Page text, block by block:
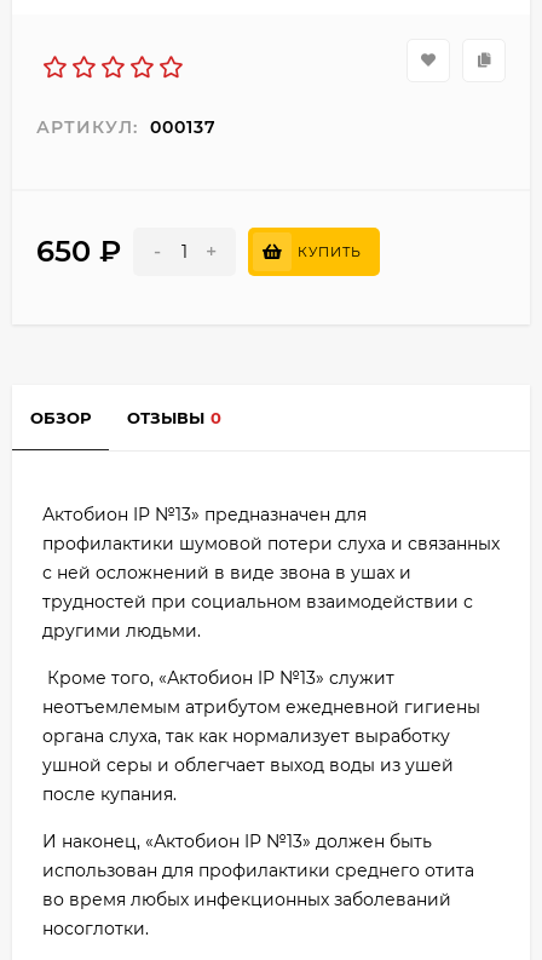
АРТИКУЛ: 000137
650 ₽ - + КУПИТЬ
ОБЗОР ОТЗЫВЫ 0
Актобион IP №13» предназначен для
профилактики шумовой потери слуха и связанных
с ней осложнений в виде звона в ушах и
трудностей при социальном взаимодействии с
другими людьми.
Кроме того, «Актобион IP №13» служит
неотъемлемым атрибутом ежедневной гигиены
органа слуха, так как нормализует выработку
ушной серы и облегчает выход воды из ушей
после купания.
И наконец, «Актобион IP №13» должен быть
использован для профилактики среднего отита
во время любых инфекционных заболеваний
носоглотки.